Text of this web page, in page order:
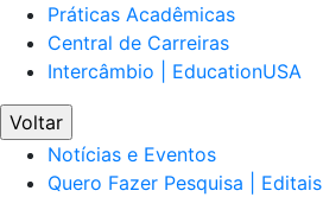
Práticas Acadêmicas
Central de Carreiras
Intercâmbio | EducationUSA
Voltar
Notícias e Eventos
Quero Fazer Pesquisa | Editais